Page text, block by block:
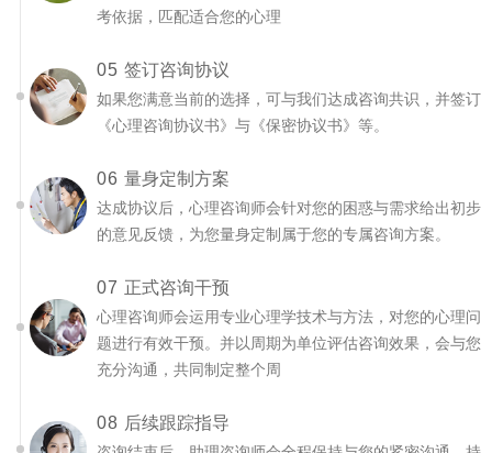
考依据，匹配适合您的心理
05 签订咨询协议
如果您满意当前的选择，可与我们达成咨询共识，并签订
《心理咨询协议书》与《保密协议书》等。
06 量身定制方案
达成协议后，心理咨询师会针对您的困惑与需求给出初步
的意见反馈，为您量身定制属于您的专属咨询方案。
07 正式咨询干预
心理咨询师会运用专业心理学技术与方法，对您的心理问
题进行有效干预。并以周期为单位评估咨询效果，会与您
充分沟通，共同制定整个周
08 后续跟踪指导